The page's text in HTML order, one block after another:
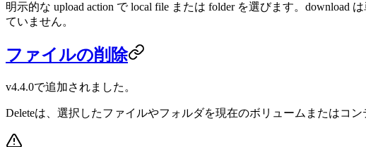
明示的な upload action で local file または folder を選びます。download
ていません。
ファイルの削除
v4.4.0で追加されました。
Deleteは、選択したファイルやフォルダを現在のボリュームまたはコン